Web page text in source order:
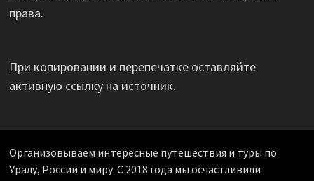
права.
При копировании и перепечатке оставляйте
активную ссылку на источник.
Организовываем интересные путешествия и туры по
Уралу, России и миру. С 2018 года мы осчастливили